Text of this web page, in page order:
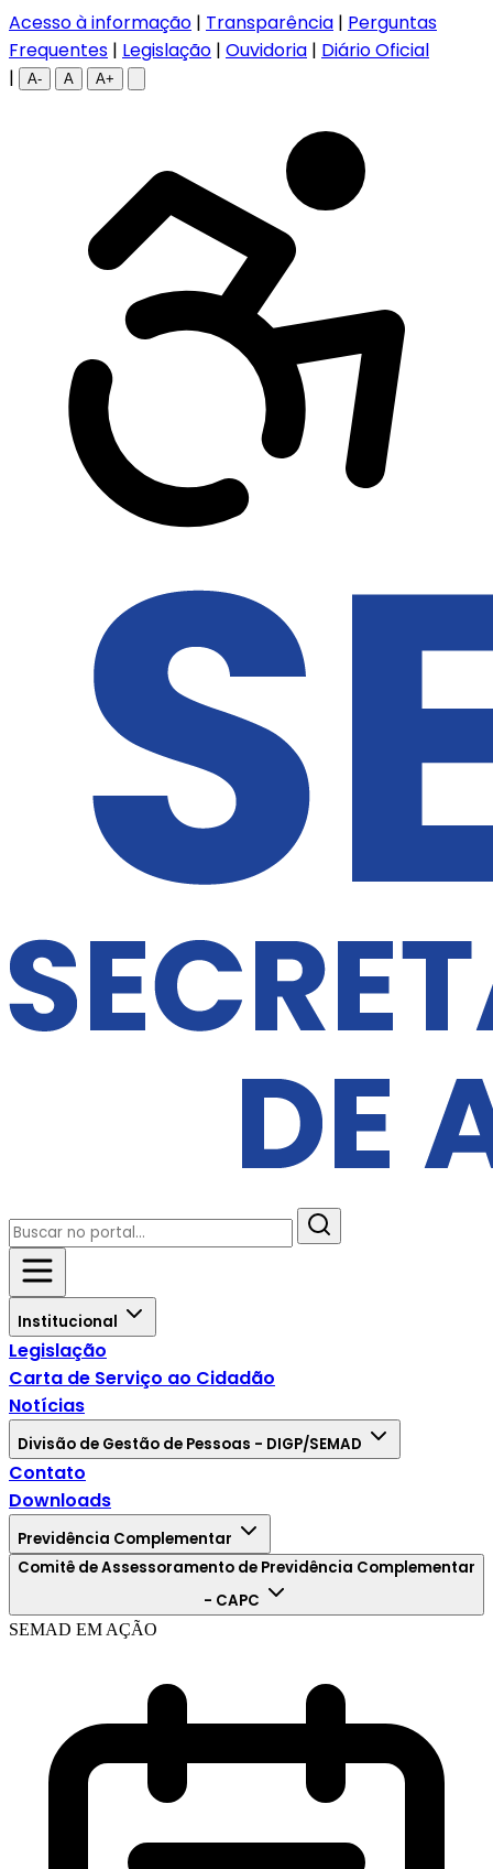
Acesso à informação | Transparência | Perguntas
Frequentes | Legislação | Ouvidoria | Diário Oficial
|
A- A A+
Institucional
Legislação
Carta de Serviço ao Cidadão
Notícias
Divisão de Gestão de Pessoas - DIGP/SEMAD
Contato
Downloads
Previdência Complementar
Comitê de Assessoramento de Previdência Complementar
- CAPC
SEMAD EM AÇÃO